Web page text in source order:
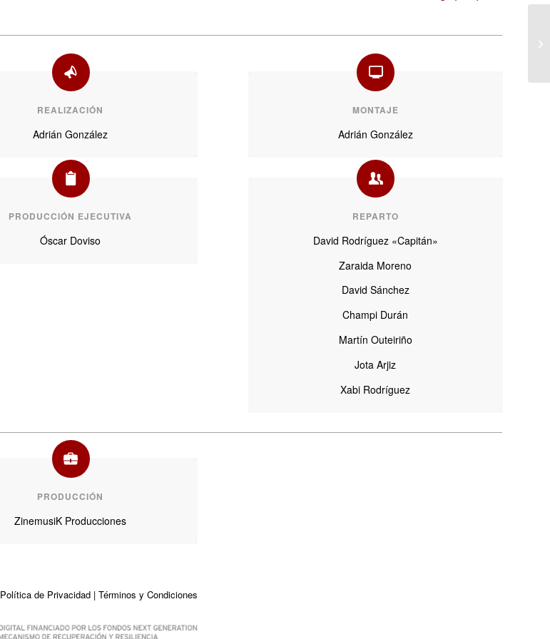
REALIZACIÓN
Adrián González
PRODUCCIÓN EJECUTIVA
Óscar Doviso
MONTAJE
Adrián González
REPARTO
David Rodríguez «Capitán»
Zaraida Moreno
David Sánchez
Champi Durán
Martín Outeiriño
Jota Arjiz
Xabi Rodríguez
PRODUCCIÓN
ZinemusiK Producciones
Política de Privacidad | Términos y Condiciones